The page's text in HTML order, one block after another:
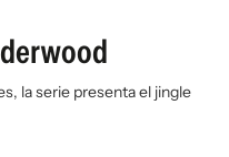
la serie presenta el jingle